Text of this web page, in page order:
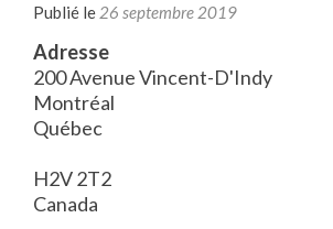
Publié le 26 septembre 2019
Adresse
200 Avenue Vincent-D'Indy
Montréal
Québec
H2V 2T2
Canada